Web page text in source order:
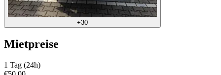
+30
Mietpreise
1 Tag (24h)